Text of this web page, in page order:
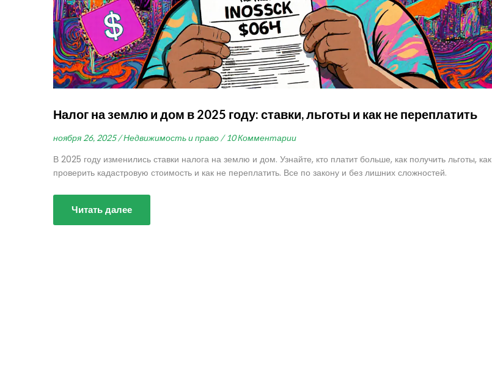
Налог на землю и дом в 2025 году: ставки, льготы и как не переплатить
ноября 26, 2025 / Недвижимость и право / 10 Комментарии
В 2025 году изменились ставки налога на землю и дом. Узнайте, кто платит больше, как получить льготы, как
проверить кадастровую стоимость и как не переплатить. Все по закону и без лишних сложностей.
Читать далее